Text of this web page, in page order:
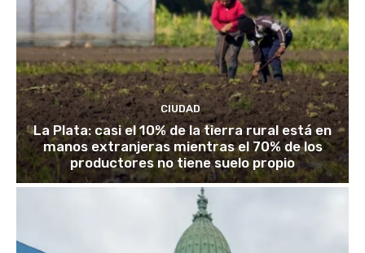
CIUDAD
La Plata: casi el 10% de la tierra rural está en
manos extranjeras mientras el 70% de los
productores no tiene suelo propio